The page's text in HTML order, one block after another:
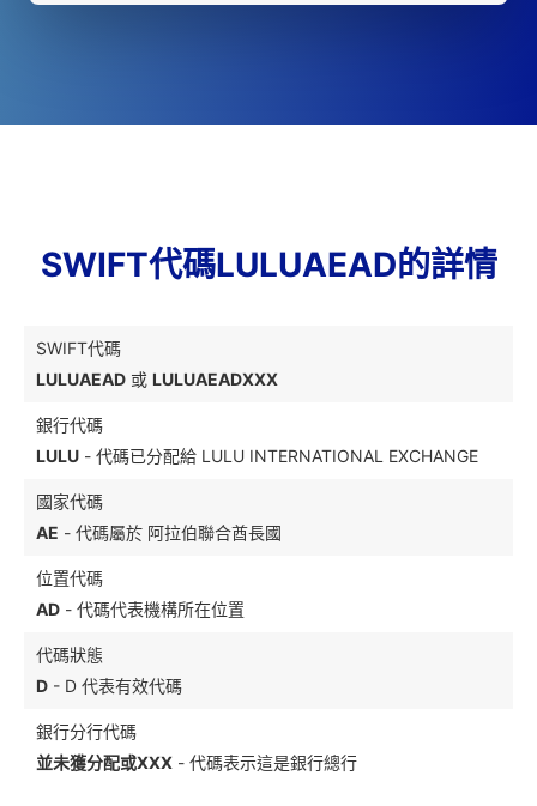
SWIFT代碼LULUAEAD的詳情
SWIFT代碼
LULUAEAD 或 LULUAEADXXX
銀行代碼
LULU - 代碼已分配給 LULU INTERNATIONAL EXCHANGE
國家代碼
AE - 代碼屬於 阿拉伯聯合酋長國
位置代碼
AD - 代碼代表機構所在位置
代碼狀態
D - D 代表有效代碼
銀行分行代碼
並未獲分配或XXX - 代碼表示這是銀行總行